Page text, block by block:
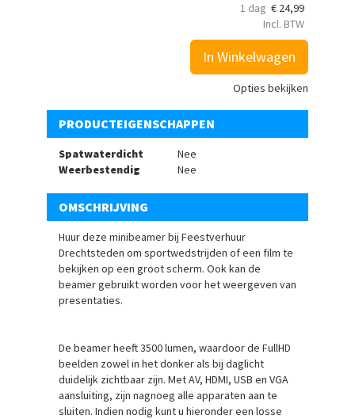
1 dag € 24,99
Incl. BTW
In Winkelwagen
Opties bekijken
PRODUCTEIGENSCHAPPEN
Spatwaterdicht
Nee
Weerbestendig
Nee
OMSCHRIJVING
Huur deze minibeamer bij Feestverhuur
Drechtsteden om sportwedstrijden of een film te
bekijken op een groot scherm. Ook kan de
beamer gebruikt worden voor het weergeven van
presentaties.
De beamer heeft 3500 lumen, waardoor de FullHD
beelden zowel in het donker als bij daglicht
duidelijk zichtbaar zijn. Met AV, HDMI, USB en VGA
aansluiting, zijn nagnoeg alle apparaten aan te
sluiten. Indien nodig kunt u hieronder een losse